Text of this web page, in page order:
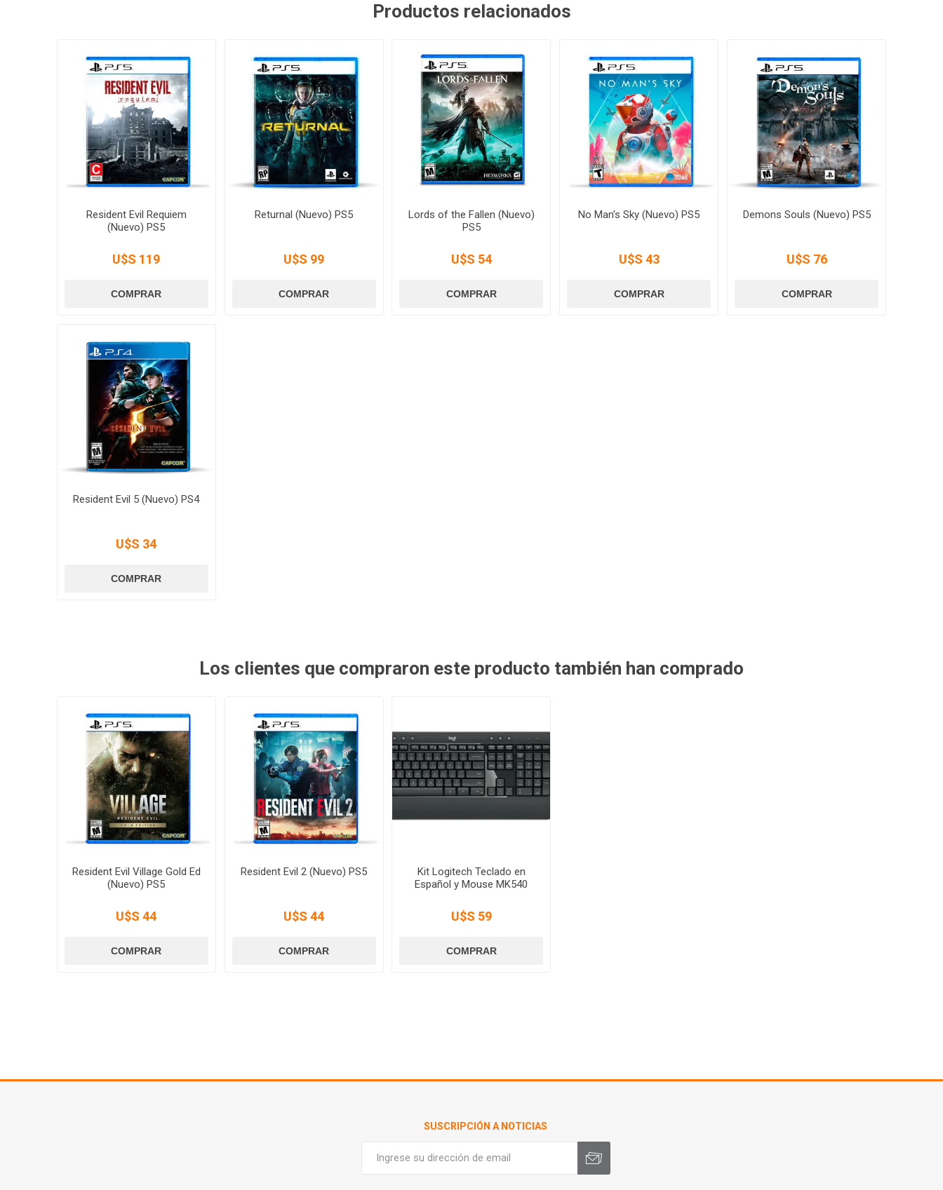
Productos relacionados
Resident Evil Requiem
(Nuevo) PS5
U$S 119
Returnal (Nuevo) PS5
U$S 99
Lords of the Fallen (Nuevo)
PS5
U$S 54
No Man's Sky (Nuevo) PS5
U$S 43
Demons Souls (Nuevo) PS5
U$S 76
Resident Evil 5 (Nuevo) PS4
U$S 34
Los clientes que compraron este producto también han comprado
Resident Evil Village Gold Ed
(Nuevo) PS5
U$S 44
Resident Evil 2 (Nuevo) PS5
U$S 44
Kit Logitech Teclado en
Español y Mouse MK540
U$S 59
SUSCRIPCIÓN A NOTICIAS